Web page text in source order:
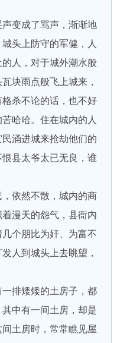
变成了骂声，渐渐地
头上防守的军健，人
人，对于城外潮水般
块雨点般飞上城来，
杀不论的话，也不好
哈哈。住在城内的人
涌进城来抢劫他们的
县太爷太已无良，谁
依然不散，城内的商
漫天的怨气，县衙内
个朋比为奸、为富不
人到城头上去眺望，
排矮矮的土房子，都
中有一间土房，却是
土房时，常常瞧见屋